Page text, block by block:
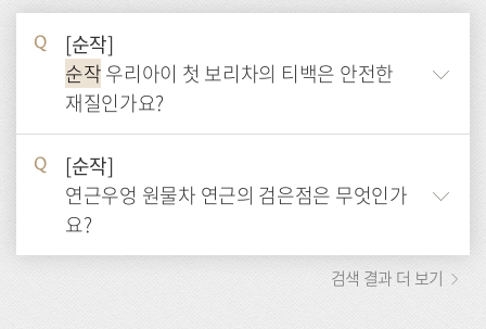
Q
[순작]
순작우리아이 첫 보리차의 티백은 안전한
재질인가요?
Q
[순작]
연근우엉 원물차 연근의 검은점은 무엇인가
요?
검색 결과 더 보기